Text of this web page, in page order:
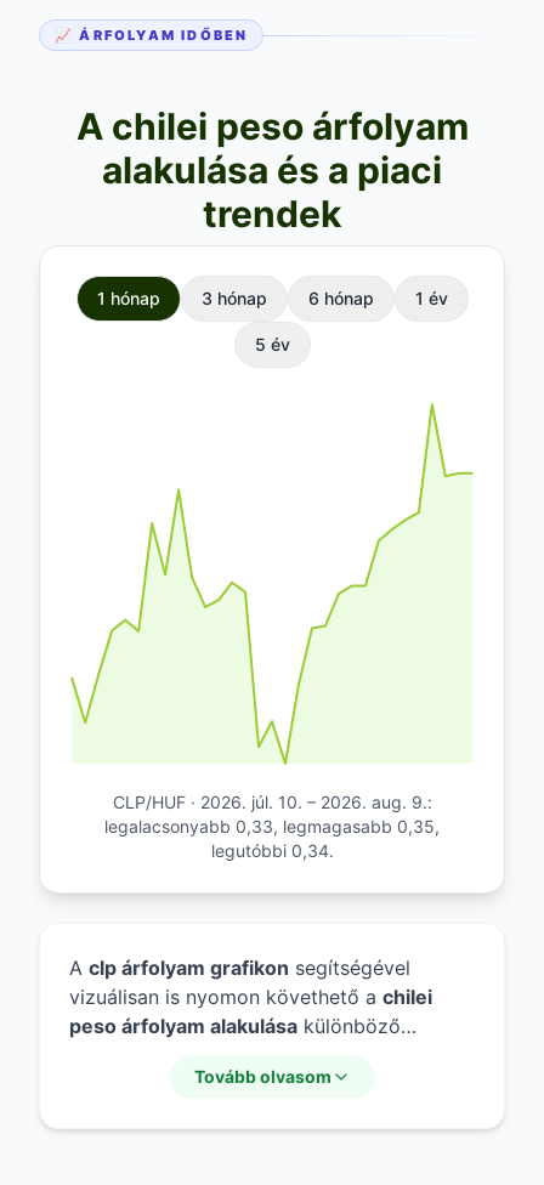
banki árfolyam meghatározásához is.
📈 ÁRFOLYAM IDŐBEN
A chilei peso árfolyam
alakulása és a piaci
trendek
1 hónap 3 hónap 6 hónap 1 év
5 év
CLP/HUF · 2026. júl. 10. – 2026. aug. 9.:
legalacsonyabb 0,33, legmagasabb 0,35,
legutóbbi 0,34.
A clp árfolyam grafikon segítségével
vizuálisan is nyomon követhető a chilei
peso árfolyam alakulása különböző
chilei peso éves árfolyamkilengése, ami
Tovább olvasom